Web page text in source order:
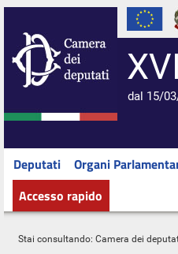
dal 15/
Deputati Organi
Accesso rapido
Stai consultando: Camera dei